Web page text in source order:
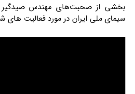
صیدگیر در مصاحبه با صدا و
های شرکت کالی